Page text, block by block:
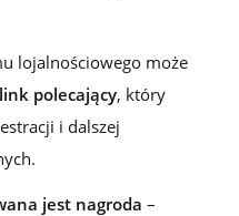
lojalnościowego może
polecający, który
i dalszej
jest nagroda –